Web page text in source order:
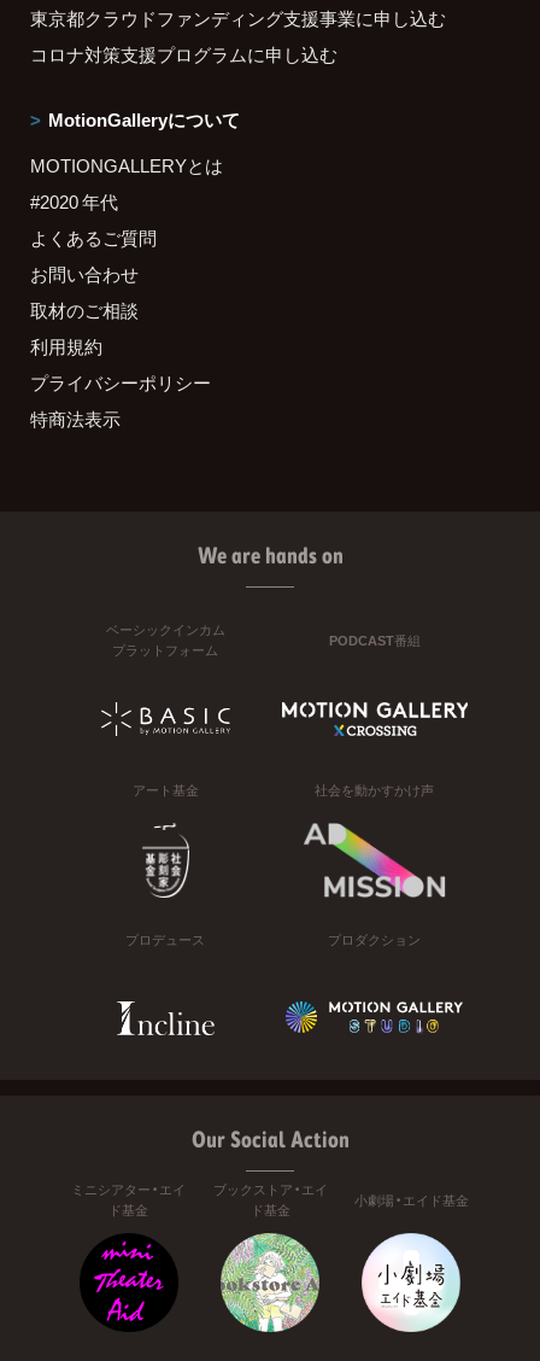
東京都クラウドファンディング支援事業に申し込む
コロナ対策支援プログラムに申し込む
MotionGalleryについて
MOTIONGALLERYとは
#2020 年代
よくあるご質問
お問い合わせ
取材のご相談
利用規約
プライバシーポリシー
特商法表示
We are hands on
ベーシックインカム
プラットフォーム
PODCAST番組
アート基金 社会を動かすかけ声
プロデュース プロダクション
Our Social Action
ミニシアター・エイ
ド基金
ブックストア・エイ
ド基金
小劇場・エイド基金